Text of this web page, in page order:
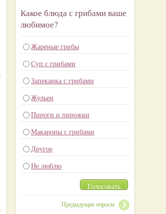
Какое блюда с грибами ваше
любимое?
Жареные грибы
Суп с грибами
Запеканка с грибами
Жульен
Пироги и пирожки
Макароны с грибами
Другое
Не люблю
Голосовать
Предыдущие опросы